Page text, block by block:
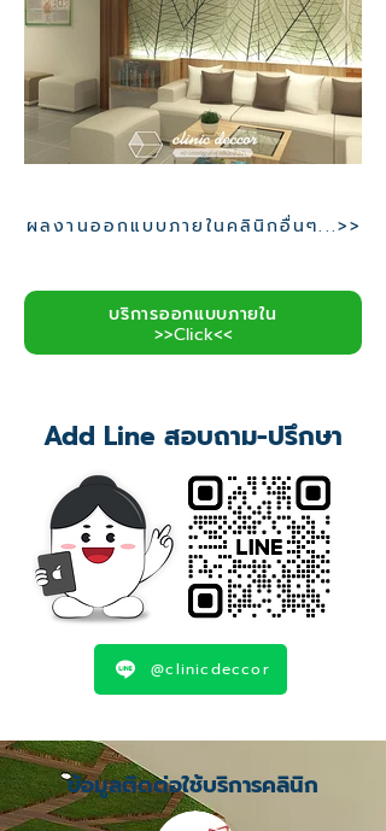
ผลงานออกแบบภายในคลินิกอื่นๆ...>>
บริการออกแบบภายใน
>>Click<<
Add Line สอบถาม-ปรึกษา
@clinicdeccor
ข้อมูลติดต่อใช้บริการคลินิก